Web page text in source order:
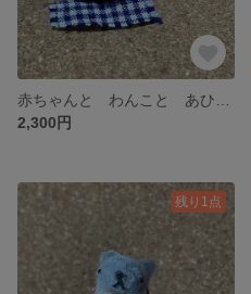
2,300円
残り1点